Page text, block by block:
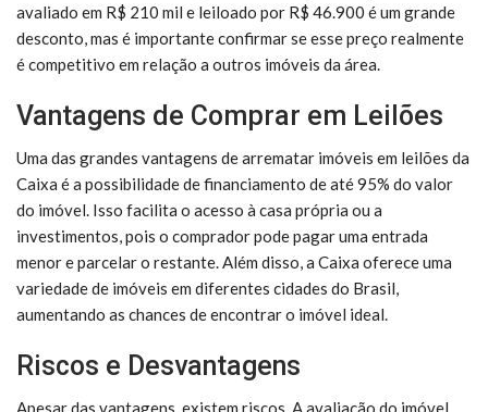
avaliado em R$ 210 mil e leiloado por R$ 46.900 é um grande
desconto, mas é importante confirmar se esse preço realmente
é competitivo em relação a outros imóveis da área.
Vantagens de Comprar em Leilões
Uma das grandes vantagens de arrematar imóveis em leilões da
Caixa é a possibilidade de financiamento de até 95% do valor
do imóvel. Isso facilita o acesso à casa própria ou a
investimentos, pois o comprador pode pagar uma entrada
menor e parcelar o restante. Além disso, a Caixa oferece uma
variedade de imóveis em diferentes cidades do Brasil,
aumentando as chances de encontrar o imóvel ideal.
Riscos e Desvantagens
Apesar das vantagens, existem riscos. A avaliação do imóvel